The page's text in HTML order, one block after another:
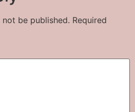
be published. Required